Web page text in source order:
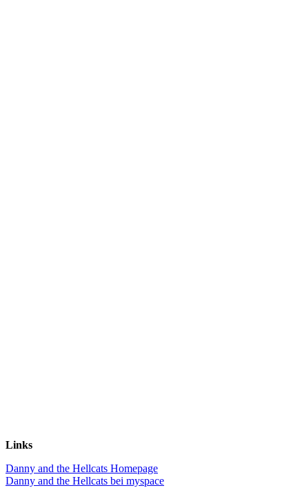
Links
Danny and the Hellcats Homepage
Danny and the Hellcats bei myspace